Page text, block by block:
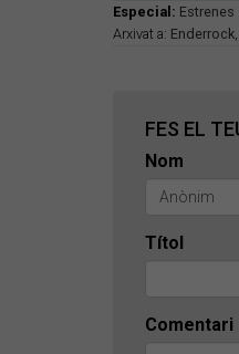
Especial: Estrenes
Arxivat a: Enderrock,
FES EL
Nom
Títol
Comentari